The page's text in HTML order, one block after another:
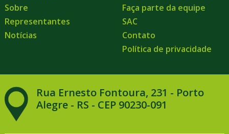
Sobre
Representantes
Notícias
Faça parte da equipe
SAC
Contato
Política de privacidade
Rua Ernesto Fontoura, 231 - Porto
Alegre - RS - CEP 90230-091